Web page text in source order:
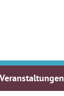
Veranstaltungen